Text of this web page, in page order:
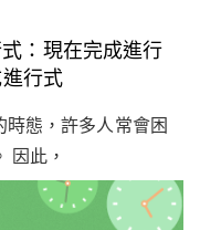
：現在完成進行
行式
態，許多人常會困
因此，